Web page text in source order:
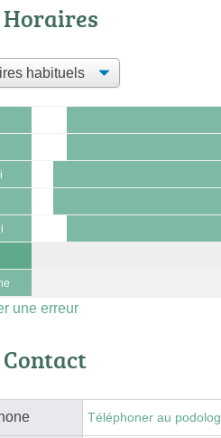
Horaires
une erreur
Contact
Téléphoner au